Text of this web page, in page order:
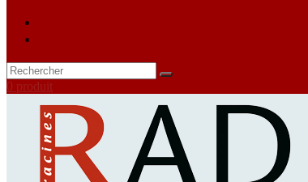
0 produit